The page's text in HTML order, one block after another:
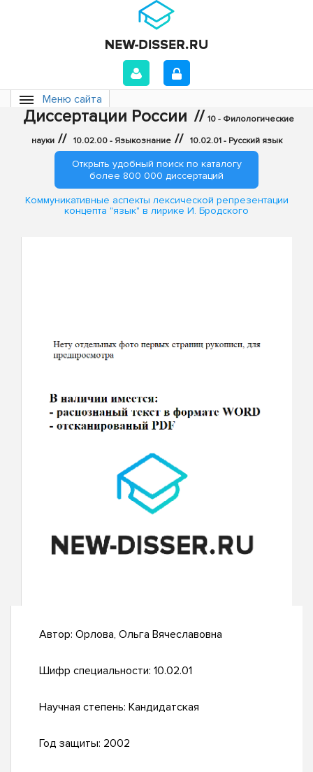
Меню сайта
Диссертации России // 10 - Филологические
науки // 10.02.00 - Языкознание // 10.02.01 - Русский язык
Открыть удобный поиск по каталогу
более 800 000 диссертаций
Коммуникативные аспекты лексической репрезентации
концепта "язык" в лирике И. Бродского
Автор: Орлова, Ольга Вячеславовна
Шифр специальности: 10.02.01
Научная степень: Кандидатская
Год защиты: 2002